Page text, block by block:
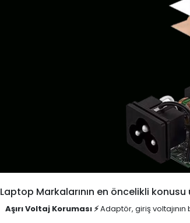
Laptop Markalarının en öncelikli
Aşırı Voltaj Koruması ⚡Adaptör, giriş voltajının